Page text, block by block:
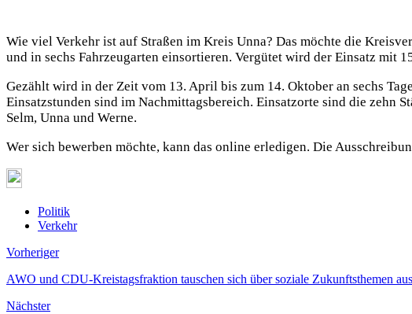
Unna
sucht
Wie viel Verkehr ist auf Straßen im Kreis Unna? Das möchte die
und in sechs Fahrzeugarten einsortieren. Vergütet wird der Einsatz mit
Gezählt wird in der Zeit vom 13. April bis zum 14. Oktober an sechs
Einsatzstunden sind im Nachmittagsbereich. Einsatzorte sind die zehn
Selm, Unna und Werne.
Wer sich bewerben möchte, kann das online erledigen. Die
Politik
Verkehr
Vorheriger
AWO und CDU-Kreistagsfraktion tauschen sich über soziale Zukunftsthemen aus
Nächster